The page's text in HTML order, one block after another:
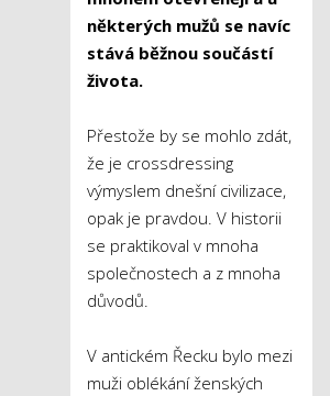
některých mužů se navíc
stává běžnou součástí
života.
Přestože by se mohlo zdát,
že je crossdressing
výmyslem dnešní civilizace,
opak je pravdou. V historii
se praktikoval v mnoha
společnostech a z mnoha
důvodů.
V antickém Řecku bylo mezi
muži oblékání ženských